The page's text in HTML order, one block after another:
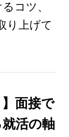
コツ、
り上げて
】面接で
活の軸